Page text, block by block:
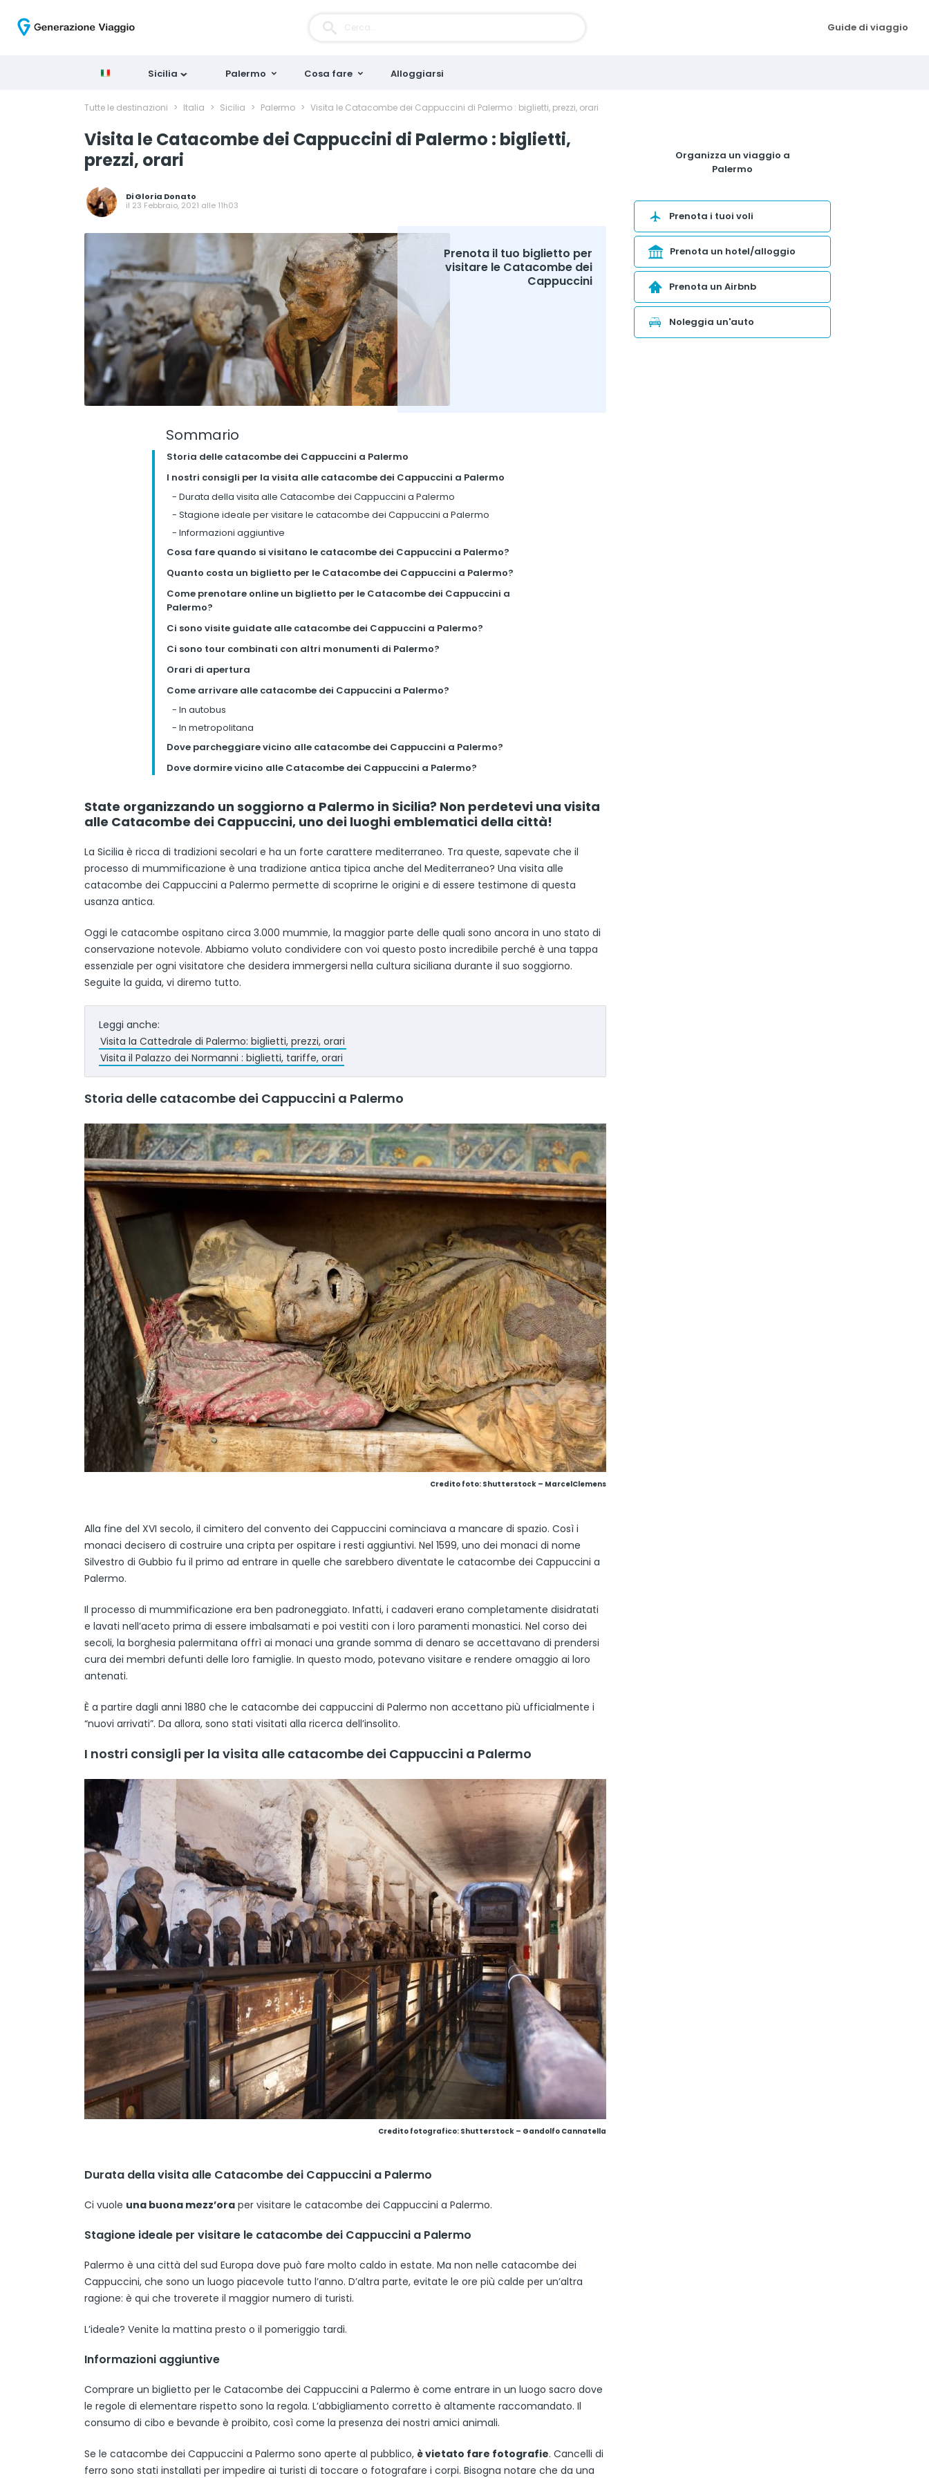
Guide di viaggio
Sicilia Palermo Cosa fare Alloggiarsi
Tutte le destinazioni > Italia > Sicilia > Palermo > Visita le Catacombe dei Cappuccini di Palermo : biglietti, prezzi, orari
Visita le Catacombe dei Cappuccini di Palermo : biglietti,
prezzi, orari
DiGloria Donato
il 23 Febbraio, 2021 alle 11h03
Prenota il tuo biglietto per
visitare le Catacombe dei
Cappuccini
Sommario
Storia delle catacombe dei Cappuccini a Palermo
I nostri consigli per la visita alle catacombe dei Cappuccini a Palermo
- Durata della visita alle Catacombe dei Cappuccini a Palermo
- Stagione ideale per visitare le catacombe dei Cappuccini a Palermo
- Informazioni aggiuntive
Cosa fare quando si visitano le catacombe dei Cappuccini a Palermo?
Quanto costa un biglietto per le Catacombe dei Cappuccini a Palermo?
Come prenotare online un biglietto per le Catacombe dei Cappuccini a
Palermo?
Ci sono visite guidate alle catacombe dei Cappuccini a Palermo?
Ci sono tour combinati con altri monumenti di Palermo?
Orari di apertura
Come arrivare alle catacombe dei Cappuccini a Palermo?
- In autobus
- In metropolitana
Dove parcheggiare vicino alle catacombe dei Cappuccini a Palermo?
Dove dormire vicino alle Catacombe dei Cappuccini a Palermo?
State organizzando un soggiorno a Palermo in Sicilia? Non perdetevi una visita
alle Catacombe dei Cappuccini, uno dei luoghi emblematici della città!
La Sicilia è ricca di tradizioni secolari e ha un forte carattere mediterraneo. Tra queste, sapevate che il
processo di mummificazione è una tradizione antica tipica anche del Mediterraneo? Una visita alle
catacombe dei Cappuccini a Palermo permette di scoprirne le origini e di essere testimone di questa
usanza antica.
Oggi le catacombe ospitano circa 3.000 mummie, la maggior parte delle quali sono ancora in uno stato di
conservazione notevole. Abbiamo voluto condividere con voi questo posto incredibile perché è una tappa
essenziale per ogni visitatore che desidera immergersi nella cultura siciliana durante il suo soggiorno.
Seguite la guida, vi diremo tutto.
Leggi anche:
Visita la Cattedrale di Palermo: biglietti, prezzi, orari
Visita il Palazzo dei Normanni : biglietti, tariffe, orari
Storia delle catacombe dei Cappuccini a Palermo
Credito foto: Shutterstock – MarcelClemens
Alla fine del XVI secolo, il cimitero del convento dei Cappuccini cominciava a mancare di spazio. Così i
monaci decisero di costruire una cripta per ospitare i resti aggiuntivi. Nel 1599, uno dei monaci di nome
Silvestro di Gubbio fu il primo ad entrare in quelle che sarebbero diventate le catacombe dei Cappuccini a
Palermo.
Il processo di mummificazione era ben padroneggiato. Infatti, i cadaveri erano completamente disidratati
e lavati nell’aceto prima di essere imbalsamati e poi vestiti con i loro paramenti monastici. Nel corso dei
secoli, la borghesia palermitana offrì ai monaci una grande somma di denaro se accettavano di prendersi
cura dei membri defunti delle loro famiglie. In questo modo, potevano visitare e rendere omaggio ai loro
antenati.
È a partire dagli anni 1880 che le catacombe dei cappuccini di Palermo non accettano più ufficialmente i
“nuovi arrivati”. Da allora, sono stati visitati alla ricerca dell’insolito.
I nostri consigli per la visita alle catacombe dei Cappuccini a Palermo
Credito fotografico: Shutterstock – Gandolfo Cannatella
Durata della visita alle Catacombe dei Cappuccini a Palermo
Ci vuole una buona mezz’ora per visitare le catacombe dei Cappuccini a Palermo.
Stagione ideale per visitare le catacombe dei Cappuccini a Palermo
Palermo è una città del sud Europa dove può fare molto caldo in estate. Ma non nelle catacombe dei
Cappuccini, che sono un luogo piacevole tutto l’anno. D’altra parte, evitate le ore più calde per un’altra
ragione: è qui che troverete il maggior numero di turisti.
L’ideale? Venite la mattina presto o il pomeriggio tardi.
Informazioni aggiuntive
Comprare un biglietto per le Catacombe dei Cappuccini a Palermo è come entrare in un luogo sacro dove
le regole di elementare rispetto sono la regola. L’abbigliamento corretto è altamente raccomandato. Il
consumo di cibo e bevande è proibito, così come la presenza dei nostri amici animali.
Se le catacombe dei Cappuccini a Palermo sono aperte al pubblico, è vietato fare fotografie. Cancelli di
ferro sono stati installati per impedire ai turisti di toccare o fotografare i corpi. Bisogna notare che da una
Organizza un viaggio a
Palermo
Prenota i tuoi voli
Prenota un hotel/alloggio
Prenota un Airbnb
Noleggia un'auto